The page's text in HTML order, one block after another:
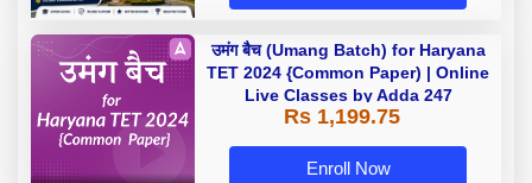
उमंग बैच (Umang Batch) for Haryana
TET 2024 {Common Paper) | Online
Live Classes by Adda 247
Rs 1,199.75
Enroll Now